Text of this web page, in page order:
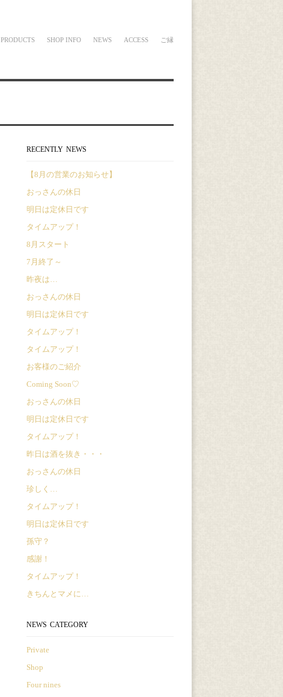
PRODUCTS SHOP INFO NEWS ACCESS ご縁
RECENTLY NEWS
【8月の営業のお知らせ】
おっさんの休日
明日は定休日です
タイムアップ！
8月スタート
7月終了～
昨夜は…
おっさんの休日
明日は定休日です
タイムアップ！
タイムアップ！
お客様のご紹介
Coming Soon♡
おっさんの休日
明日は定休日です
タイムアップ！
昨日は酒を抜き・・・
おっさんの休日
珍しく…
タイムアップ！
明日は定休日です
孫守？
感謝！
タイムアップ！
きちんとマメに…
NEWS CATEGORY
Private
Shop
Four nines